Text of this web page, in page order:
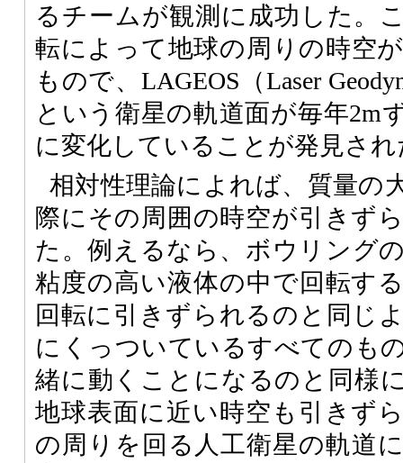
るチームが観測に成功した。
転によって地球の周りの時空
もので、LAGEOS（Laser
という衛星の軌道面が毎年2m
に変化していることが発見さ
相対性理論によれば、質量の
際にその周囲の時空が引きず
た。例えるなら、ボウリング
粘度の高い液体の中で回転す
回転に引きずられるのと同じ
にくっついているすべてのも
緒に動くことになるのと同様
地球表面に近い時空も引きず
の周りを回る人工衛星の軌道